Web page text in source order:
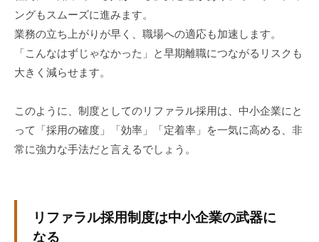
に
ご
相
談
だ
い
ングもスムーズに進みます。
業務の立ち上がりが早く、職場への適応も加速します。
「こんなはずじゃなかった」と早期離職につながるリスクも
大きく減らせます。
このように、制度としてのリファラル採用は、中小企業にと
って「採用の確度」「効率」「定着率」を一気に高める、非
常に強力な手法だと言えるでしょう。
リファラル採用制度は中小企業の武器に
なる